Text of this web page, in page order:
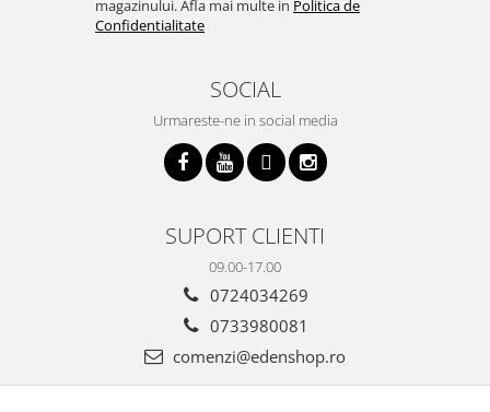
magazinului. Afla mai multe in Politica de
Confidentialitate
SOCIAL
Urmareste-ne in social media
SUPORT CLIENTI
09.00-17.00
0724034269
0733980081
comenzi@edenshop.ro